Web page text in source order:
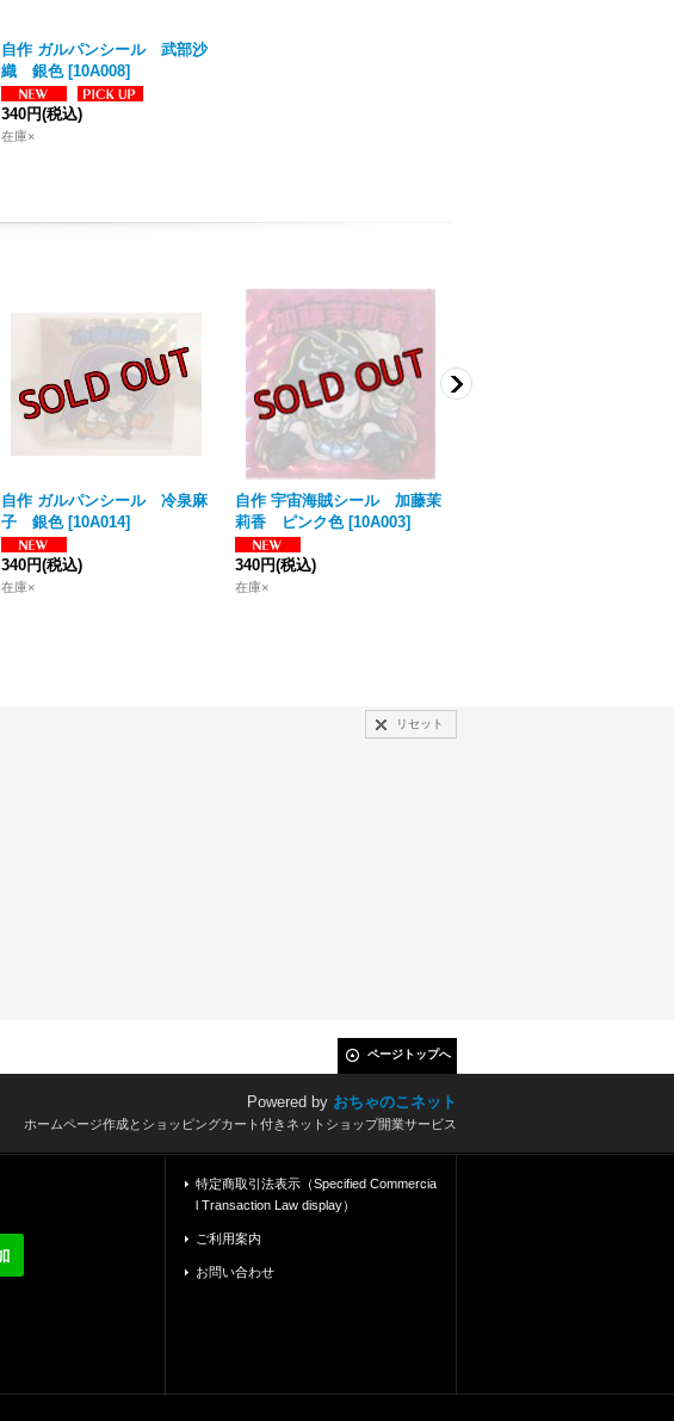
自作 ガルパンシール 武部沙
織 銀色 [10A008]
340円(税込)
在庫×
自作 ガルパンシール 冷泉麻
子 銀色 [10A014]
340円(税込)
在庫×
自作 宇宙海賊シール 加藤茉
莉香 ピンク色 [10A003]
340円(税込)
在庫×
リセット
ページトップへ
Powered by おちゃのこネット
ホームページ作成とショッピングカート付きネットショップ開業サービス
特定商取引法表示（Specified Commercia
l Transaction Law display）
ご利用案内
お問い合わせ